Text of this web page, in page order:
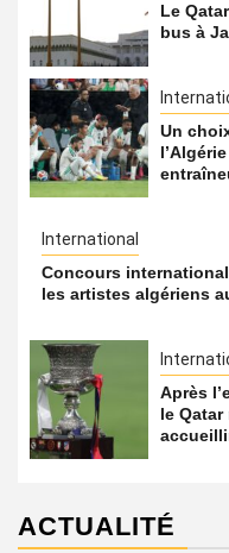
Le
bus à
Un
International
Concours
les artistes algériens
Après
le
ACTUALITÉ